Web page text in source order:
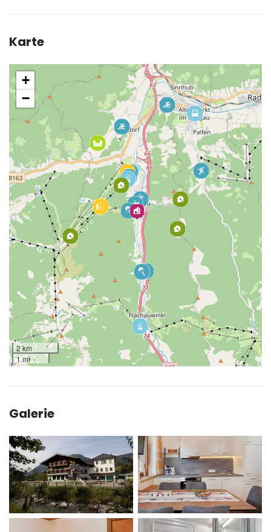
Karte
+
−
2 km
1 mi
Galerie